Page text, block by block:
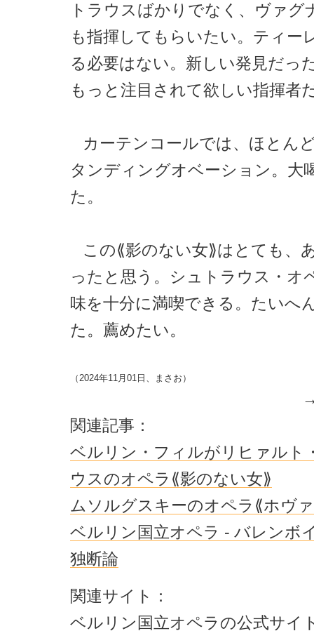
トラウスばかりでなく、ヴァグ
も指揮してもらいたい。ティー
る必要はない。新しい発見だっ
もっと注目されて欲しい指揮者
カーテンコールでは、ほとん
タンディングオベーション。大
た。
この⟪影のない女⟫はとても、
ったと思う。シュトラウス・オ
味を十分に満喫できる。たいへ
た。薦めたい。
（2024年11月01日、まさお）
関連記事：
ベルリン・フィルがリヒァルト
ウスのオペラ⟪影のない女⟫
ムソルグスキーのオペラ⟪ホヴ
ベルリン国立オペラ - バレンボ
独断論
関連サイト：
ベルリン国立オペラの公式サイ